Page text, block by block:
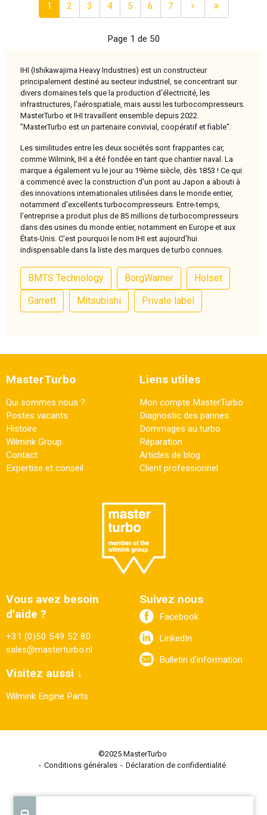
1 2 3 4 5 6 7
Page 1 de 50
IHI (Ishikawajima Heavy Industries) est un constructeur
principalement destiné au secteur industriel, se concentrant sur
divers domaines tels que la production d'électricité, les
infrastructures, l'aérospatiale, mais aussi les turbocompresseurs.
MasterTurbo et IHI travaillent ensemble depuis 2022.
"MasterTurbo est un partenaire convivial, coopératif et fiable".
Les similitudes entre les deux sociétés sont frappantes car,
comme Wilmink, IHI a été fondée en tant que chantier naval. La
marque a également vu le jour au 19ème siècle, dès 1853 ! Ce qui
a commencé avec la construction d'un pont au Japon a abouti à
des innovations internationales utilisées dans le monde entier,
notamment d'excellents turbocompresseurs. Entre-temps,
l’entreprise a produit plus de 85 millions de turbocompresseurs
dans des usines du monde entier, notamment en Europe et aux
États-Unis. C'est pourquoi le nom IHI est aujourd'hui
indispensable dans la liste des marques de turbo connues.
BMTS Technology BorgWarner
Holset
Garrett
Mitsubishi Private label
MasterTurbo
Qui sommes nous ?
Postes vacants
Histoire
Wilmink Group
Contact
Expertise et conseil
Liens utiles
Mon compte MasterTurbo
Diagnostic des pannes
Dommages au turbo
Réparation
Articles de blog
Client professionnel
Vous avez besoin
d'aide ?
+31 (0)50 549 52 80
sales@masterturbo.nl
Visitez aussi ↓
Wilmink Engine Parts
Suivez nous
Facebook
LinkedIn
Bulletin d'information
©2025 MasterTurbo
Conditions générales
Déclaration de confidentialité